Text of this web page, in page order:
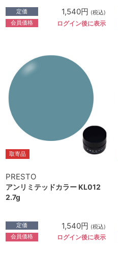
定価 1,540円 (税込)
会員価格 ログイン後に表示
取寄品
PRESTO
アンリミテッドカラー KL012
2.7g
定価 1,540円 (税込)
会員価格 ログイン後に表示